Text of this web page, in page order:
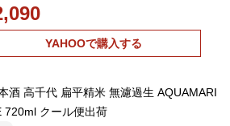
YAHOOで購入する
酒 高千代 扁平精米 無濾過生 AQUAMARI
720ml クール便出荷